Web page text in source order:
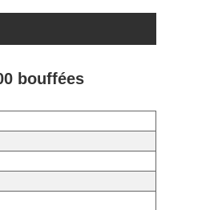
bouffées